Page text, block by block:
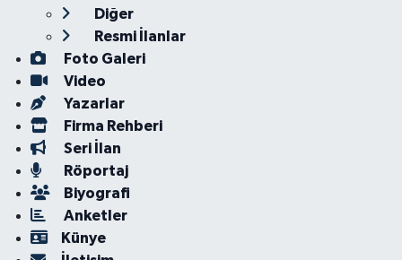
Diğer
Resmi İlanlar
Foto Galeri
Video
Yazarlar
Firma Rehberi
Seri İlan
Röportaj
Biyografi
Anketler
Künye